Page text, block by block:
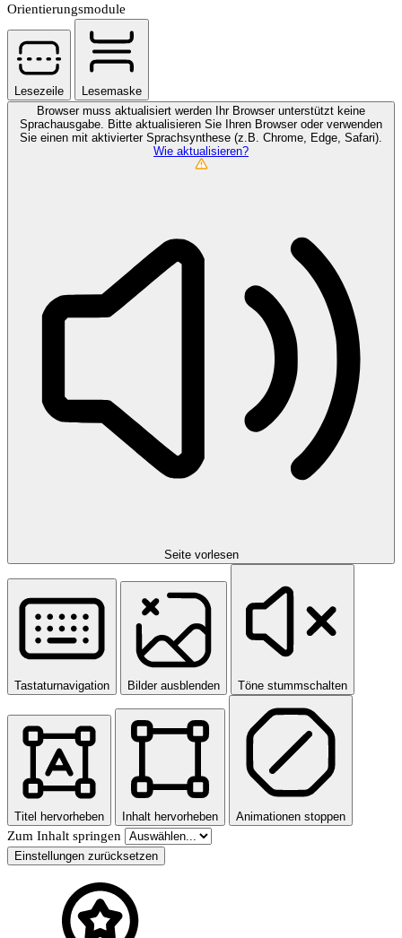
Orientierungsmodule
Lesezeile
Lesemaske
Browser muss aktualisiert werden Ihr Browser unterstützt keine
Sprachausgabe. Bitte aktualisieren Sie Ihren Browser oder verwenden
Sie einen mit aktivierter Sprachsynthese (z.B. Chrome, Edge, Safari).
Wie aktualisieren?
Seite vorlesen
Tastaturnavigation Bilder ausblenden Töne stummschalten
Titel hervorheben Inhalt hervorheben Animationen stoppen
Zum Inhalt springen
Einstellungen zurücksetzen